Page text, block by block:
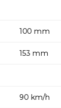
100 mm
153 mm
90 km/h